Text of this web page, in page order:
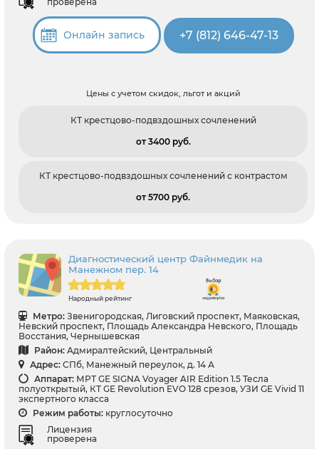
Онлайн запись +7 (812) 646-47-13
Цены с учетом скидок, льгот и акций
КТ крестцово-подвздошных сочленений
от 3400 pуб.
КТ крестцово-подвздошных сочленений с контрастом
от 5700 pуб.
Диагностический центр Файнмедик на
Манежном пер. 14
Народный рейтинг
Метро: Звенигородская, Лиговский проспект, Маяковская,
Невский проспект, Площадь Александра Невского, Площадь
Восстания, Чернышевская
Район: Адмиралтейский, Центральный
Адрес: СПб, Манежный переулок, д. 14 А
Аппарат: МРТ GE SIGNA Voyager AIR Edition 1.5 Тесла
полуоткрытый, КТ GE Revolution EVO 128 срезов, УЗИ GE Vivid 11
экспертного класса
Режим работы: круглосуточно
Лицензия
проверена